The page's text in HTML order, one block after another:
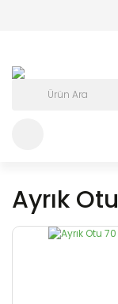
Ayrık Otu